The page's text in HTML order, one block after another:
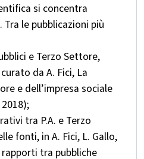
si concentra
le pubblicazioni più
e Terzo Settore,
da A. Fici, La
e dell’impresa sociale
tra P.A. e Terzo
fonti, in A. Fici, L. Gallo,
rapporti tra pubbliche